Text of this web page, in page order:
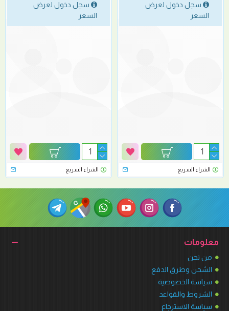
سجل دخول لعرض
السعر
الشراء السريع
سجل دخول لعرض
السعر
الشراء السريع
معلومات
من نحن
الشحن وطرق الدفع
سياسة الخصوصية
الشروط والقواعد
سياسة الاسترجاع